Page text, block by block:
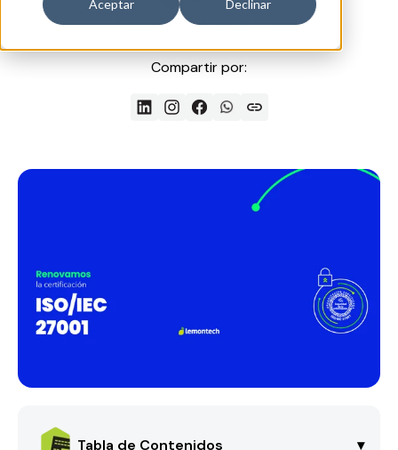
Aceptar Declinar
17/09/2025 4 min de lectura
Compartir por:
Tabla de Contenidos ▾